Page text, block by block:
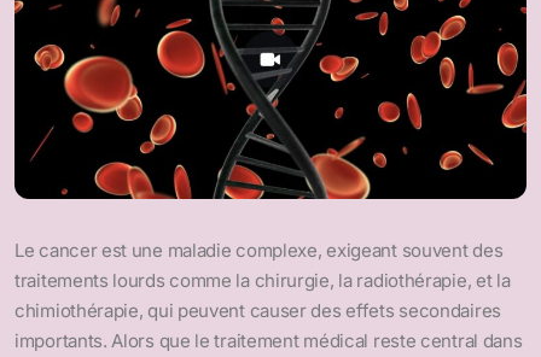
Le cancer est une maladie complexe, exigeant souvent des
traitements lourds comme la chirurgie, la radiothérapie, et la
chimiothérapie, qui peuvent causer des effets secondaires
importants. Alors que le traitement médical reste central dans